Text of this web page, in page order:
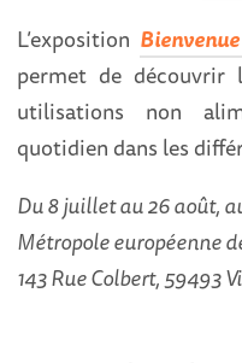
L’exposition
permet de découvrir
utilisations non
quotidien dans les
Du 8 juillet au 26 août,
Métropole européenne
143 Rue Colbert, 59493